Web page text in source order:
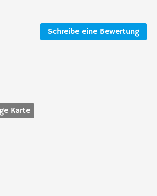
Schreibe eine Bewertung
Karte